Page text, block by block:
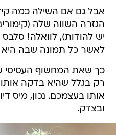
אבל גם אם השילה כמה
הגזרה השווה שלה
יש להודות), לוואלה!
לאשר כל תמונה שבה היא
כך שאת המחשוף העסיסי
רק בגלל שהיא בדקה
אותו בעצמכם. נכון, מיס
ובצדק.